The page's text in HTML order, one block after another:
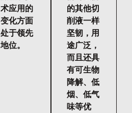
术应用的
变化方面
处于领先
地位。
的其他切
削液一样
坚韧，用
途广泛，
而且还具
有可生物
降解、低
烟、低气
味等优